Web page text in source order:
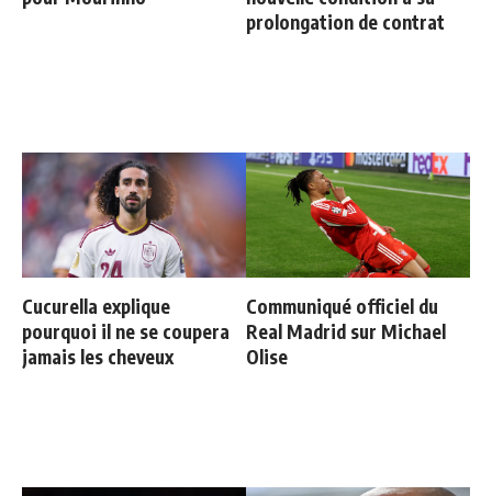
prolongation de contrat
Cucurella explique
pourquoi il ne se coupera
jamais les cheveux
Communiqué officiel du
Real Madrid sur Michael
Olise